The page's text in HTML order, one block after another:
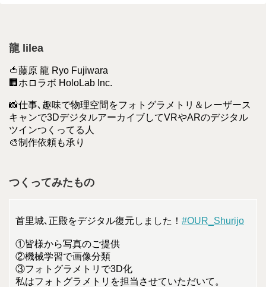
龍 lilea
🍅藤原 龍 Ryo Fujiwara
🏢ホロラボ HoloLab Inc.
📸仕事､趣味で物理空間をフォトグラメトリ＆レーザース
キャンで3DデジタルアーカイブしてVRやARのデジタル
ツインつくってる人
🎨制作依頼も承り
つくってみたもの
首里城､正殿をデジタル復元しました！ #OUR_Shurijo
①皆様から写真のご提供
②機械学習で画像分類
③フォトグラメトリで3D化
私はフォトグラメトリを担当させていただいて。